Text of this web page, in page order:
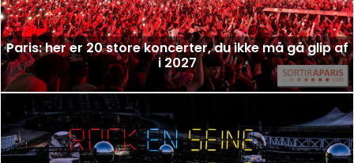
Paris: her er 20 store koncerter, du ikke må gå glip af
i 2027